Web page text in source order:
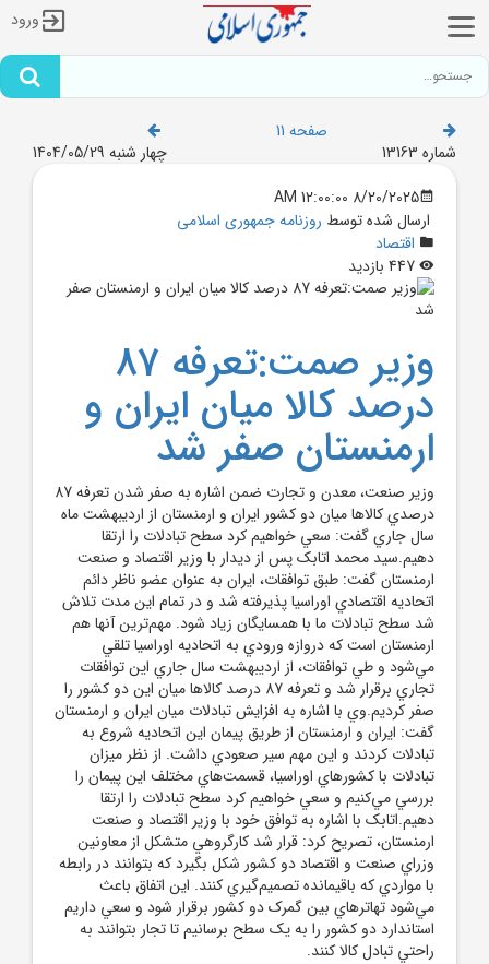
ورود
صفحه 11
شماره 13163
چهار شنبه 1404/05/29
8/20/2025 12:00:00 AM
ارسال شده توسط روزنامه جمهوری اسلامی
اقتصاد
وزير صمت:تعرفه 87
درصد کالا ميان ايران و
ارمنستان صفر شد
وزير صنعت، معدن و تجارت ضمن اشاره به صفر شدن تعرفه 87
درصدي کالاها ميان دو کشور ايران و ارمنستان از ارديبهشت ماه
سال جاري گفت: سعي خواهيم کرد سطح تبادلات را ارتقا
دهيم.سيد محمد اتابک پس از ديدار با وزير اقتصاد و صنعت
ارمنستان گفت: طبق توافقات، ايران به عنوان عضو ناظر دائم
اتحاديه اقتصادي اوراسيا پذيرفته شد و در تمام اين مدت تلاش
شد سطح تبادلات ما با همسايگان زياد شود. مهم‌ترين آنها هم
ارمنستان است که دروازه ورودي به اتحاديه اوراسيا تلقي
مي‌شود و طي توافقات، از ارديبهشت سال جاري اين توافقات
تجاري برقرار شد و تعرفه 87 درصد کالاها ميان اين دو کشور را
صفر کرديم.وي با اشاره به افزايش تبادلات ميان ايران و ارمنستان
گفت: ايران و ارمنستان از طريق پيمان اين اتحاديه شروع به
تبادلات کردند و اين مهم سير صعودي داشت. از نظر ميزان
تبادلات با کشورهاي اوراسيا، قسمت‌هاي مختلف اين پيمان را
بررسي مي‌کنيم و سعي خواهيم کرد سطح تبادلات را ارتقا
دهيم.اتابک با اشاره به توافق خود با وزير اقتصاد و صنعت
ارمنستان، تصريح کرد: قرار شد کارگروهي متشکل از معاونين
وزراي صنعت و اقتصاد دو کشور شکل بگيرد که بتوانند در رابطه
با مواردي که باقيمانده تصميم‌گيري کنند. اين اتفاق باعث
مي‌شود تهاترهاي بين گمرک دو کشور برقرار شود و سعي داريم
استاندارد دو کشور را به يک سطح برسانيم تا تجار بتوانند به
راحتي تبادل کالا کنند.